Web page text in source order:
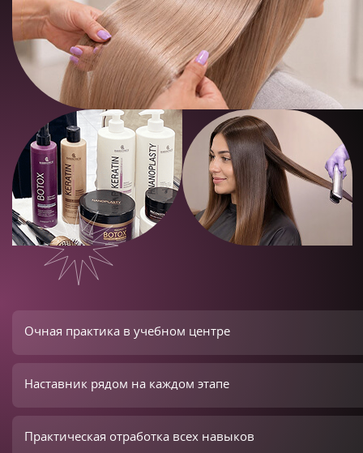
Очная практика в учебном центре
Наставник рядом на каждом этапе
Практическая отработка всех навыков